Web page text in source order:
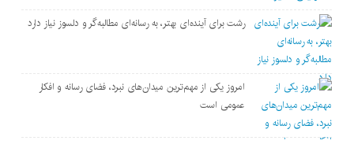
رشت برای آینده‌ای بهتر، به رسانه‌ای مطالبه‌گر و دلسوز نیاز دارد
امروز یکی از مهم‌ترین میدان‌های نبرد، فضای رسانه و افکار
عمومی است